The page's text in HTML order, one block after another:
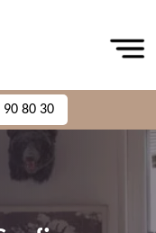
90 80 30